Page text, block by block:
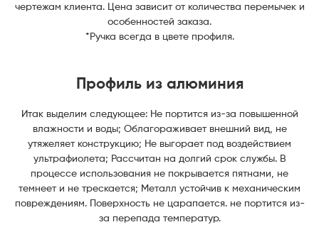
чертежам клиента. Цена зависит от количества перемычек и
особенностей заказа.
*Ручка всегда в цвете профиля.
Профиль из алюминия
Итак выделим следующее: Не портится из-за повышенной
влажности и воды; Облагораживает внешний вид, не
утяжеляет конструкцию; Не выгорает под воздействием
ультрафиолета; Рассчитан на долгий срок службы. В
процессе использования не покрывается пятнами, не
темнеет и не трескается; Металл устойчив к механическим
повреждениям. Поверхность не царапается. не портится из-
за перепада температур.